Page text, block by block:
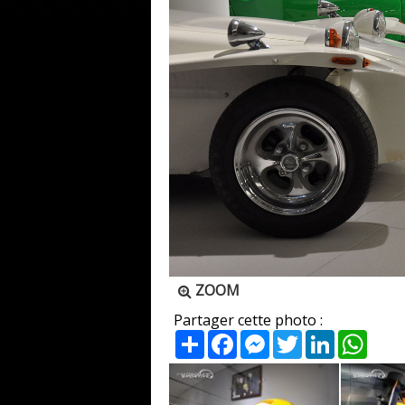
ZOOM
Partager cette photo :
PartagerFacebookMessenger
TwitterLinkedIn